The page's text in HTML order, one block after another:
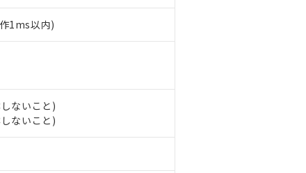
1ms以内)
ないこと)
ないこと)
了していることから、特段のことがない限り、2022年1月12日よ